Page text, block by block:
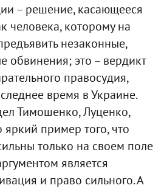
– решение, касающееся
человека, которому на
незаконные,
обвинения; это – вердикт
правосудия,
время в Украине.
Тимошенко, Луценко,
яркий пример того, что
только на своем поле
является
и право сильного. А